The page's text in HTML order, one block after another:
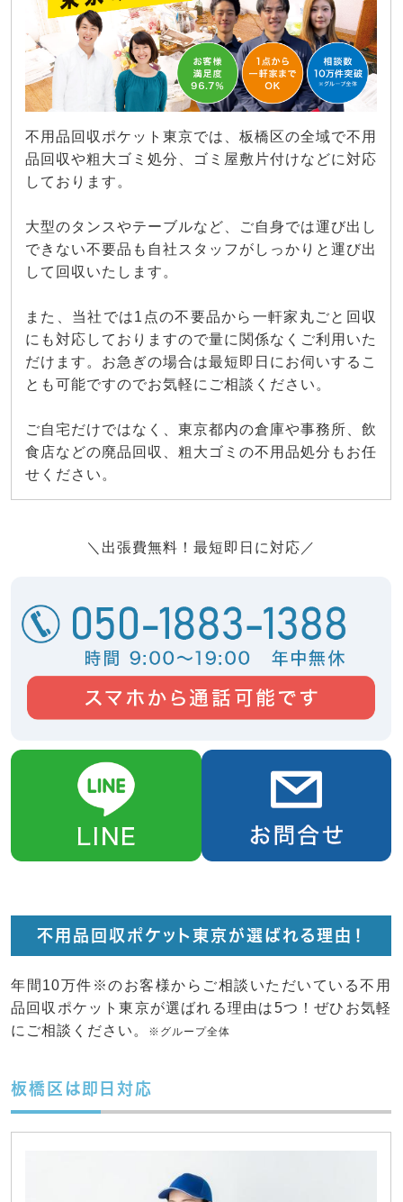
不用品回収ポケット東京では、板橋区の全域で不用
品回収や粗大ゴミ処分、ゴミ屋敷片付けなどに対応
しております。
大型のタンスやテーブルなど、ご自身では運び出し
できない不要品も自社スタッフがしっかりと運び出
して回収いたします。
また、当社では1点の不要品から一軒家丸ごと回収
にも対応しておりますので量に関係なくご利用いた
だけます。お急ぎの場合は最短即日にお伺いするこ
とも可能ですのでお気軽にご相談ください。
ご自宅だけではなく、東京都内の倉庫や事務所、飲
食店などの廃品回収、粗大ゴミの不用品処分もお任
せください。
＼出張費無料！最短即日に対応／
不用品回収ポケット東京が選ばれる理由！
年間10万件※のお客様からご相談いただいている不用
品回収ポケット東京が選ばれる理由は5つ！ぜひお気軽
にご相談ください。
※グループ全体
板橋区は即日対応